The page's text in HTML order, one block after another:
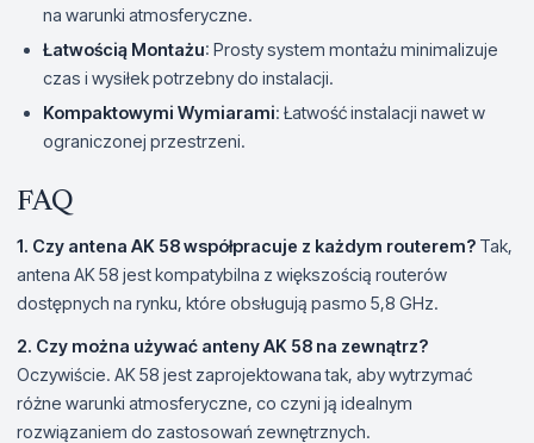
na warunki atmosferyczne.
Łatwością Montażu: Prosty system montażu minimalizuje
czas i wysiłek potrzebny do instalacji.
Kompaktowymi Wymiarami: Łatwość instalacji nawet w
ograniczonej przestrzeni.
FAQ
1. Czy antena AK 58 współpracuje z każdym routerem? Tak,
antena AK 58 jest kompatybilna z większością routerów
dostępnych na rynku, które obsługują pasmo 5,8 GHz.
2. Czy można używać anteny AK 58 na zewnątrz?
Oczywiście. AK 58 jest zaprojektowana tak, aby wytrzymać
różne warunki atmosferyczne, co czyni ją idealnym
rozwiązaniem do zastosowań zewnętrznych.